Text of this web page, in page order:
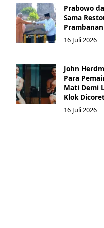
Prabowo
Sama
Prambanan
16 Juli 2026
John
Para
Mati Demi
Klok
16 Juli 2026